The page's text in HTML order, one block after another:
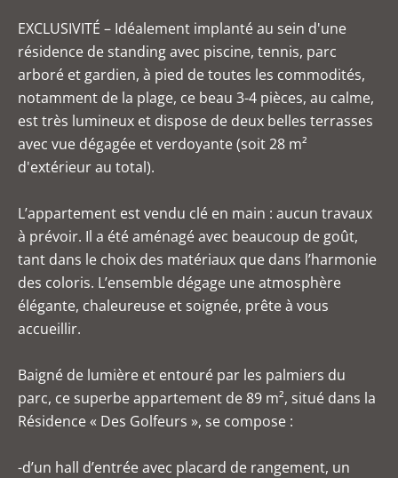
EXCLUSIVITÉ – Idéalement implanté au sein d'une
résidence de standing avec piscine, tennis, parc
arboré et gardien, à pied de toutes les commodités,
notamment de la plage, ce beau 3-4 pièces, au calme,
est très lumineux et dispose de deux belles terrasses
avec vue dégagée et verdoyante (soit 28 m²
d'extérieur au total).
L’appartement est vendu clé en main : aucun travaux
à prévoir. Il a été aménagé avec beaucoup de goût,
tant dans le choix des matériaux que dans l’harmonie
des coloris. L’ensemble dégage une atmosphère
élégante, chaleureuse et soignée, prête à vous
accueillir.
Baigné de lumière et entouré par les palmiers du
parc, ce superbe appartement de 89 m², situé dans la
Résidence « Des Golfeurs », se compose :
-d’un hall d’entrée avec placard de rangement, un